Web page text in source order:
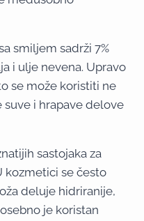
smiljem sadrži 7%
i ulje nevena. Upravo
se može koristiti ne
suve i hrapave delove
sastojaka za
kozmetici se često
deluje hidriranije,
je koristan